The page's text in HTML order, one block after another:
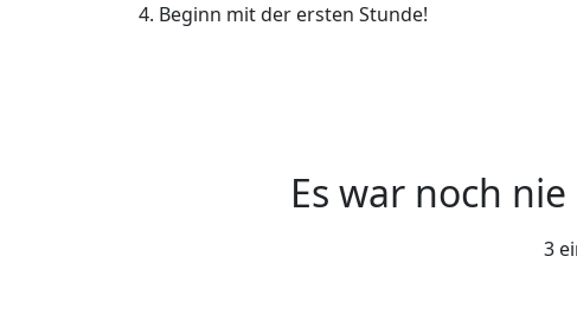
Beginn mit der ersten Stunde!
Es war noch
3